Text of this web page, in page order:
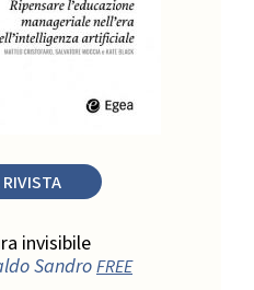
invisibile
SandroFREE